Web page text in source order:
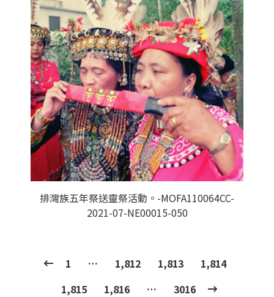
排灣族五年祭送靈祭活動。-MOFA110064CC-
2021-07-NE00015-050
1 … 1,812 1,813
1,814
1,815
1,816 … 3016